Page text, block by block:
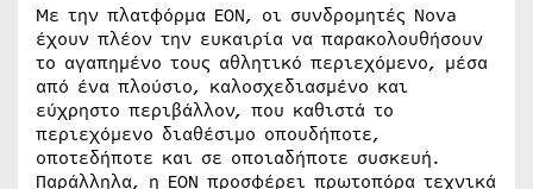
Με την πλατφόρμα EON, οι συνδρομητές Nova
έχουν πλέον την ευκαιρία να παρακολουθήσουν
το αγαπημένο τους αθλητικό περιεχόμενο, μέσα
από ένα πλούσιο, καλοσχεδιασμένο και
εύχρηστο περιβάλλον, που καθιστά το
περιεχόμενο διαθέσιμο οπουδήποτε,
οποτεδήποτε και σε οποιαδήποτε συσκευή.
Παράλληλα, η ΕΟΝ προσφέρει πρωτοπόρα τεχνικά